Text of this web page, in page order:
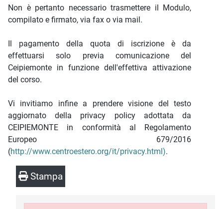
Non è pertanto necessario trasmettere il Modulo,
compilato e firmato, via fax o via mail.
Il pagamento della quota di iscrizione è da
effettuarsi solo previa comunicazione del
Ceipiemonte in funzione dell'effettiva attivazione
del corso.
Vi invitiamo infine a prendere visione del testo
aggiornato della privacy policy adottata da
CEIPIEMONTE in conformità al Regolamento
Europeo 679/2016
(http://www.centroestero.org/it/privacy.html).
Stampa